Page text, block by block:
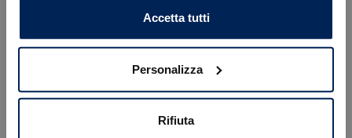
Accetta tutti
Personalizza
Rifiuta
• Sede di Trieste, Via Flavia 120 | +39 040 985820
• Sede di Gorizia, Via Terza Armata 180/129 | +39
0481 20988
WhatsApp: +39 349 180 5149
E-mail: servizioclienti@blizauto.it